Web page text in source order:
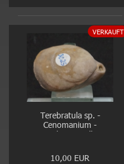
VERKAUFT
Terebratula sp. -
Cenomanium -
Kassenberg, Mülheim
10,00 EUR